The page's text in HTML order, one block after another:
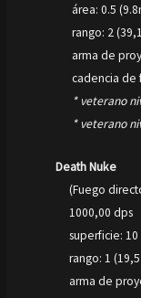
área: 0.5
rango: 2
arma de
cadencia de
* veterano
* veterano
Death Nuke
(Fuego
1000,00 dps
superficie: 10
rango: 1 (19,5
arma de